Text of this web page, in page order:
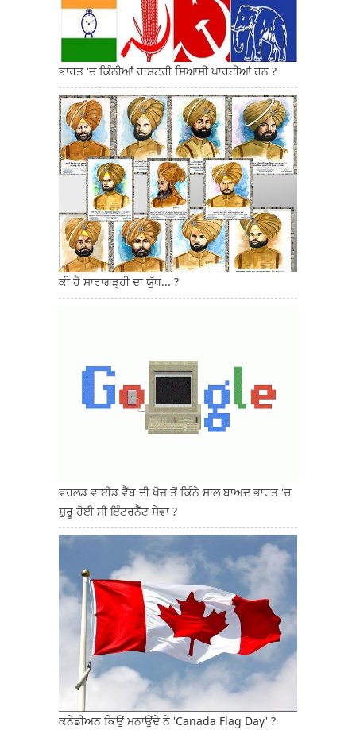
ਭਾਰਤ 'ਚ ਕਿੰਨੀਆਂ ਰਾਸ਼ਟਰੀ ਸਿਆਸੀ ਪਾਰਟੀਆਂ ਹਨ ?
ਕੀ ਹੈ ਸਾਰਾਗੜ੍ਹੀ ਦਾ ਯੁੱਧ... ?
ਵਰਲਡ ਵਾਈਡ ਵੈੱਬ ਦੀ ਖੋਜ ਤੋਂ ਕਿੰਨੇ ਸਾਲ ਬਾਅਦ ਭਾਰਤ 'ਚ
ਸ਼ੁਰੂ ਹੋਈ ਸੀ ਇੰਟਰਨੈੱਟ ਸੇਵਾ ?
ਕਨੇਡੀਅਨ ਕਿਉਂ ਮਨਾਉਂਦੇ ਨੇ 'Canada Flag Day' ?